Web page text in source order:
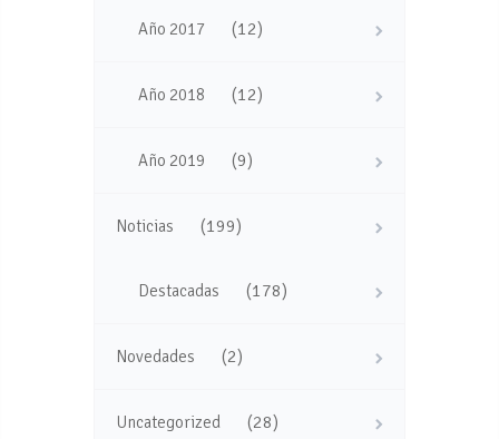
Año 2017 (12)
Año 2018 (12)
Año 2019 (9)
Noticias (199)
Destacadas (178)
Novedades (2)
Uncategorized (28)